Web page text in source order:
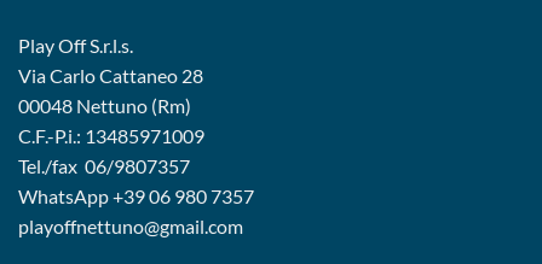
Play Off S.r.l.s.
Via Carlo Cattaneo 28
00048 Nettuno (Rm)
C.F.-P.i.: 13485971009
Tel./fax 06/9807357
WhatsApp+39 06 980 7357
playoffnettuno@gmail.com